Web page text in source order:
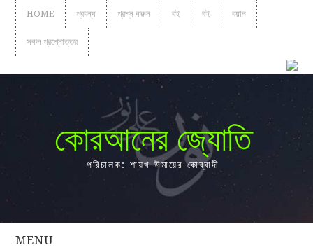
HOME প্রবন্ধ প্রশ্ন করুন বই বই বয়ান
সকল প্রশ্নোত্তর
কোরআনের জ্যোতি
পরিচালক: শায়খ উমায়ের কোব্বাদী
MENU
সকল